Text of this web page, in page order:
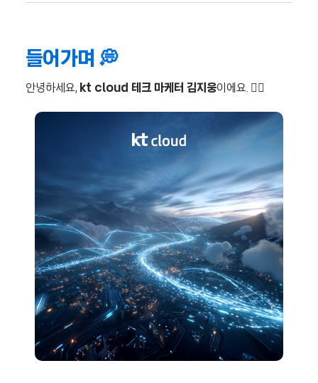
들어가며 💭
안녕하세요, kt cloud 테크 마케터 김지웅이에요. 🙋‍♂️